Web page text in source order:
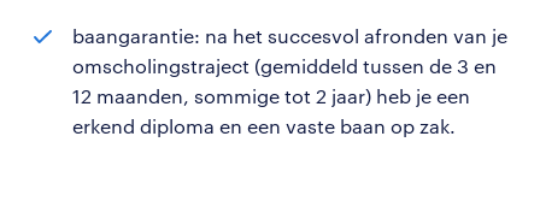
baangarantie: na het succesvol afronden van je
omscholingstraject (gemiddeld tussen de 3 en
12 maanden, sommige tot 2 jaar) heb je een
erkend diploma en een vaste baan op zak.